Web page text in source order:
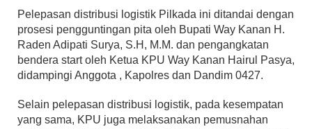
Pelepasan distribusi logistik Pilkada ini ditandai dengan
prosesi pengguntingan pita oleh Bupati Way Kanan H.
Raden Adipati Surya, S.H, M.M. dan pengangkatan
bendera start oleh Ketua KPU Way Kanan Hairul Pasya,
didampingi Anggota , Kapolres dan Dandim 0427.
Selain pelepasan distribusi logistik, pada kesempatan
yang sama, KPU juga melaksanakan pemusnahan